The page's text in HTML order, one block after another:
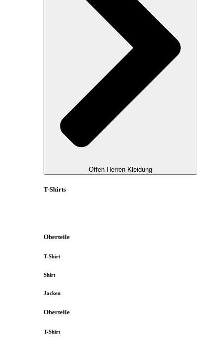
Offen Herren Kleidung
T-Shirts
Oberteile
T-Shirt
Shirt
Jacken
Oberteile
T-Shirt